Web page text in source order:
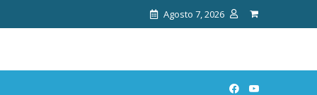
Agosto 7, 2026